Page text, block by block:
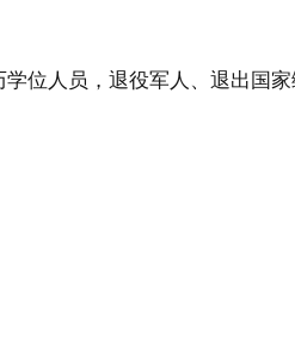
位人员，退役军人、退出国